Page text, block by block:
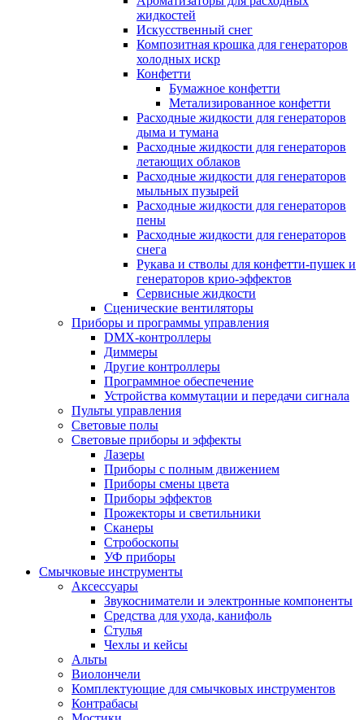
жидкостей
Искусственный снег
Композитная крошка для генераторов
холодных искр
Конфетти
Бумажное конфетти
Метализированное конфетти
Расходные жидкости для генераторов
дыма и тумана
Расходные жидкости для генераторов
летающих облаков
Расходные жидкости для генераторов
мыльных пузырей
Расходные жидкости для генераторов
пены
Расходные жидкости для генераторов
снега
Рукава и стволы для конфетти-пушек и
генераторов крио-эффектов
Сервисные жидкости
Сценические вентиляторы
Приборы и программы управления
DMX-контроллеры
Диммеры
Другие контроллеры
Программное обеспечение
Устройства коммутации и передачи сигнала
Пульты управления
Световые полы
Световые приборы и эффекты
Лазеры
Приборы с полным движением
Приборы смены цвета
Приборы эффектов
Прожекторы и светильники
Сканеры
Стробоскопы
УФ приборы
Смычковые инструменты
Аксессуары
Звукосниматели и электронные компоненты
Средства для ухода, канифоль
Стулья
Чехлы и кейсы
Альты
Виолончели
Комплектующие для смычковых инструментов
Контрабасы